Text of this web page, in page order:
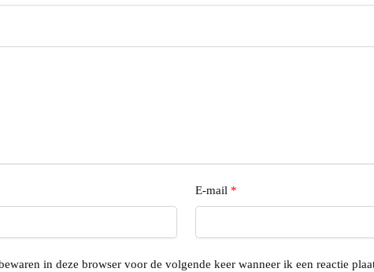
E-mail *
in deze browser voor de volgende keer wanneer ik een reactie